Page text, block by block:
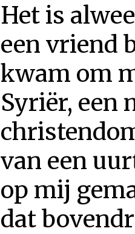
Het is
een vriend
kwam om
Syriër, een
van een
op mij
dat